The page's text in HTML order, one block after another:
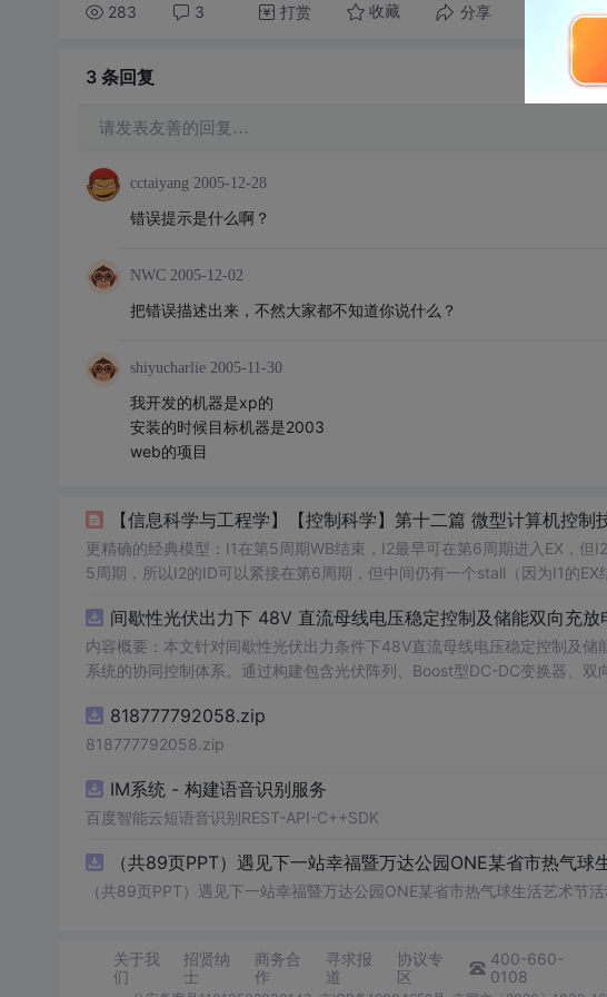
283 3 打赏 收藏 分享 转发到
3 条回复
请发表友善的回复…
cctaiyang 2005-12-28
错误提示是什么啊？
NWC 2005-12-02
把错误描述出来，不然大家都不知道你说什么？
shiyucharlie 2005-11-30
我开发的机器是xp的
安装的时候目标机器是2003
web的项目
【信息科学与工程学】【控制科学】第十二篇 微型计算机控制
更精确的经典模型：I1在第5周期WB结束，I2最早可在第6周期进入EX，
5周期，所以I2的ID可以紧接在第6周期，但中间仍有一个stall（因为I1的
断处理缓解。电感L=10μH，输出电容C=100μF，ESR=5mΩ。
间歇性光伏出力下 48V 直流母线电压稳定控制及储能双向充放
内容概要：本文针对间歇性光伏出力条件下48V直流母线电压稳定控制及储
系统的协同控制体系。通过构建包含光伏阵列、Boost型DC-DC变换器、
压外环与电流内环双闭环控制策略，确保在光照强度波动、负载突变等动
模型，验证了控制策略在多种扰动场景下的有效性与鲁棒性，显著提升了微网
与仿真的工程技术人员。; 使用场景及目标：①用于教学与科研中离网型光伏直流微网系统的建模与仿真分析；②指导实际工程中48V直
流微网的电压稳定控制与储能协调管理方案设计；③为新能源微网中的能量管
在不同扰动工况下的响应特性与控制逻辑设计原理。
818777792058.zip
818777792058.zip
IM系统 - 构建语音识别服务
百度智能云短语音识别REST-API-C++SDK
（共89页PPT）遇见下一站幸福暨万达公园ONE某省市热气
（共89页PPT）遇见下一站幸福暨万达公园ONE某省市热气球生活艺术节
关于我
们
招贤纳
士
商务合
作
寻求报
道
协议专
区
400-660-
0108